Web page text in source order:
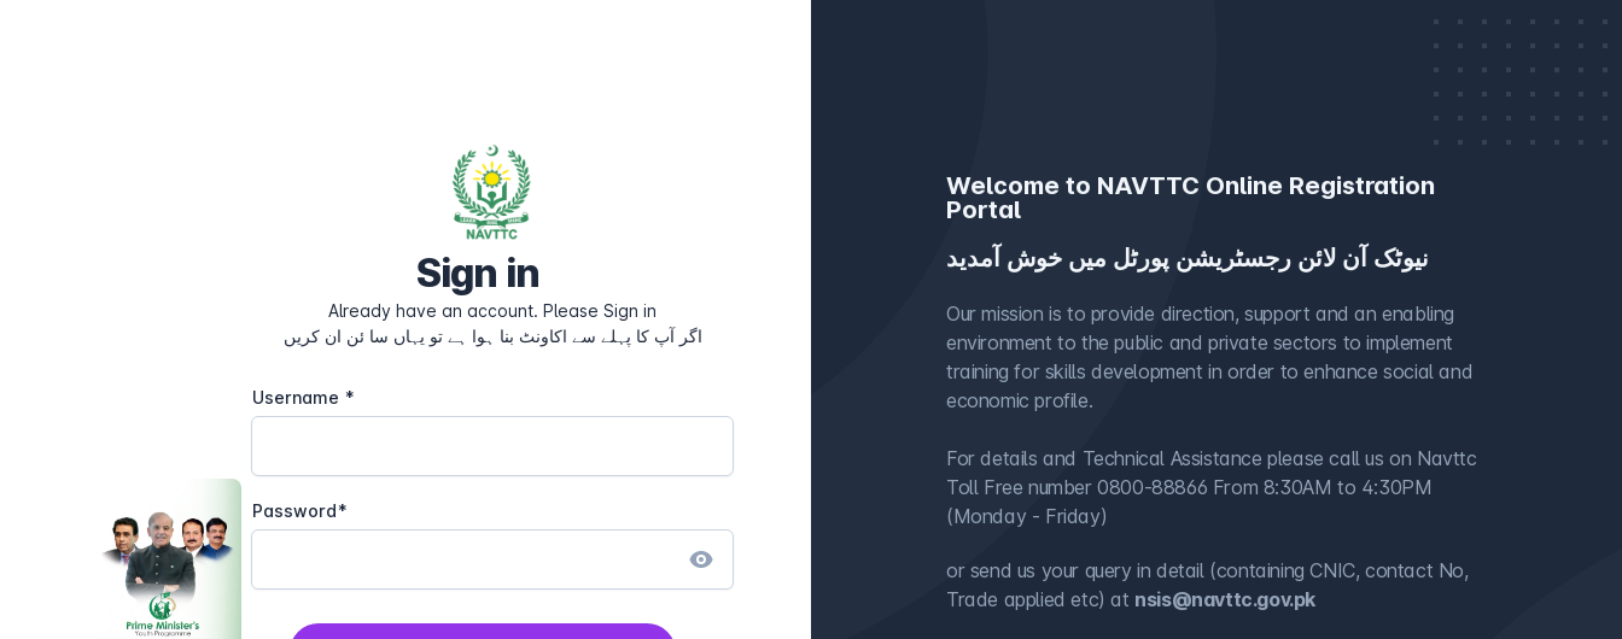
Sign in
Already have an account. Please Sign in
اگر آپ کا پہلے سے اکاونٹ بنا ہوا ہے تو یہاں سا ئن ان کریں
Username
Password
Welcome to NAVTTC Online Registration
Portal
نیوٹک آن لائن رجسٹریشن پورٹل میں خوش آمدید
Our mission is to provide direction, support and an enabling
environment to the public and private sectors to implement
training for skills development in order to enhance social and
economic profile.
For details and Technical Assistance please call us on Navttc
Toll Free number 0800-88866 From 8:30AM to 4:30PM
(Monday - Friday)
or send us your query in detail (containing CNIC, contact No,
Trade applied etc) at nsis@navttc.gov.pk